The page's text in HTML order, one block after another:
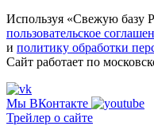
Используя «Свежую базу
пользовательское
и политику обработки
Сайт работает по
Мы ВКонтакте
Трейлер о сайте